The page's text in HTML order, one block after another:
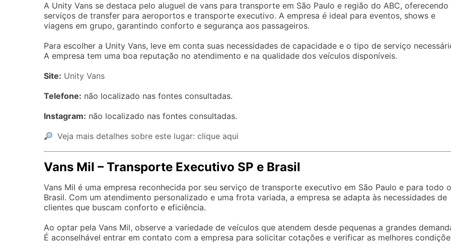
A Unity Vans se destaca pelo aluguel de vans para transporte em São Paulo e região do ABC, oferecendo
serviços de transfer para aeroportos e transporte executivo. A empresa é ideal para eventos, shows e
viagens em grupo, garantindo conforto e segurança aos passageiros.
Para escolher a Unity Vans, leve em conta suas necessidades de capacidade e o tipo de serviço
A empresa tem uma boa reputação no atendimento e na qualidade dos veículos disponíveis.
Site: Unity Vans
Telefone: não localizado nas fontes consultadas.
Instagram: não localizado nas fontes consultadas.
Veja mais detalhes sobre este lugar: clique aqui
Vans Mil – Transporte Executivo SP e Brasil
Vans Mil é uma empresa reconhecida por seu serviço de transporte executivo em São Paulo e para todo o
Brasil. Com um atendimento personalizado e uma frota variada, a empresa se adapta às necessidades de
clientes que buscam conforto e eficiência.
Ao optar pela Vans Mil, observe a variedade de veículos que atendem desde pequenas a grandes
É aconselhável entrar em contato com a empresa para solicitar cotações e verificar as melhores